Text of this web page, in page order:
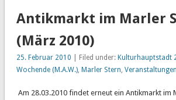
Antikmarkt im Marler
(März 2010)
25. Februar 2010 | Filed under: Kulturhauptstadt
Wochende (M.A.W.), Marler Stern, Veranstaltungen
Am 28.03.2010 findet erneut ein Antikmarkt im